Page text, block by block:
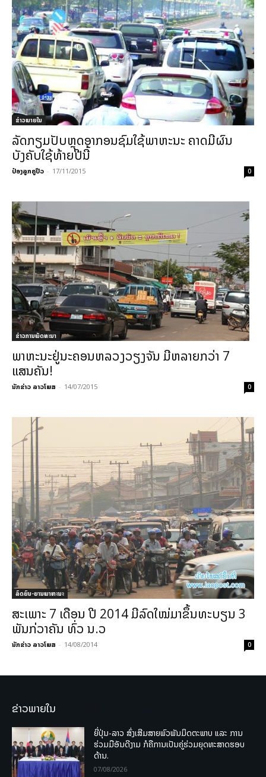
ຂ່າວພາຍ​ໃນ
ລັດກຽມປັບຫຼຸດອາກອນຊົມໃຊ້ພາຫະນະ ຄາດມີຜົນ
ບັງຄັບໃຊ້ທ້າຍປີນີ້
ປ໋ອງລູກຄູປິວ - 17/11/2015 0
ຂ່າວການພັດທະນາ
ພາຫະນະຢູ່ນະຄອນຫລວງວຽງຈັນ ມີຫລາຍກວ່າ 7
ແສນຄັນ!
ນັກຂ່າວ ລາວໂພສ - 14/07/2015 0
ລົດຍົນ-ຍານພາຫະນະ
ສະເພາະ 7 ເດືອນ ປີ 2014 ມີລົດໃໝ່ມາຂຶ້ນທະບຽນ 3
ພັນກ່ວາຄັນ ທົ່ວ ນ.ວ
ນັກຂ່າວ ລາວໂພສ - 14/08/2014 0
ຂ່າວພາຍໃນ
ຍີ່ປຸ່ນ-ລາວ ສົ່ງເສີມສາຍພົວພັນມິດຕະພາບ ແລະ ການ
ຮ່ວມມືອັນດີງາມ ກໍຄືການເປັນຄູ່ຮ່ວມຍຸດທະສາດຮອບ
ດ້ານ.
07/08/2026